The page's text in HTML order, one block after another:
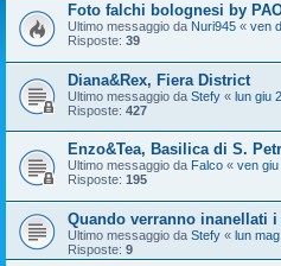
Foto falchi bolognesi by
Ultimo messaggio da Nuri945 « ven
Risposte: 39
Diana&Rex, Fiera District
Ultimo messaggio da Stefy « lun giu
Risposte: 427
Enzo&Tea, Basilica di S.
Ultimo messaggio da Falco « ven
Risposte: 195
Quando verranno inanellati
Ultimo messaggio da Stefy « lun
Risposte: 9